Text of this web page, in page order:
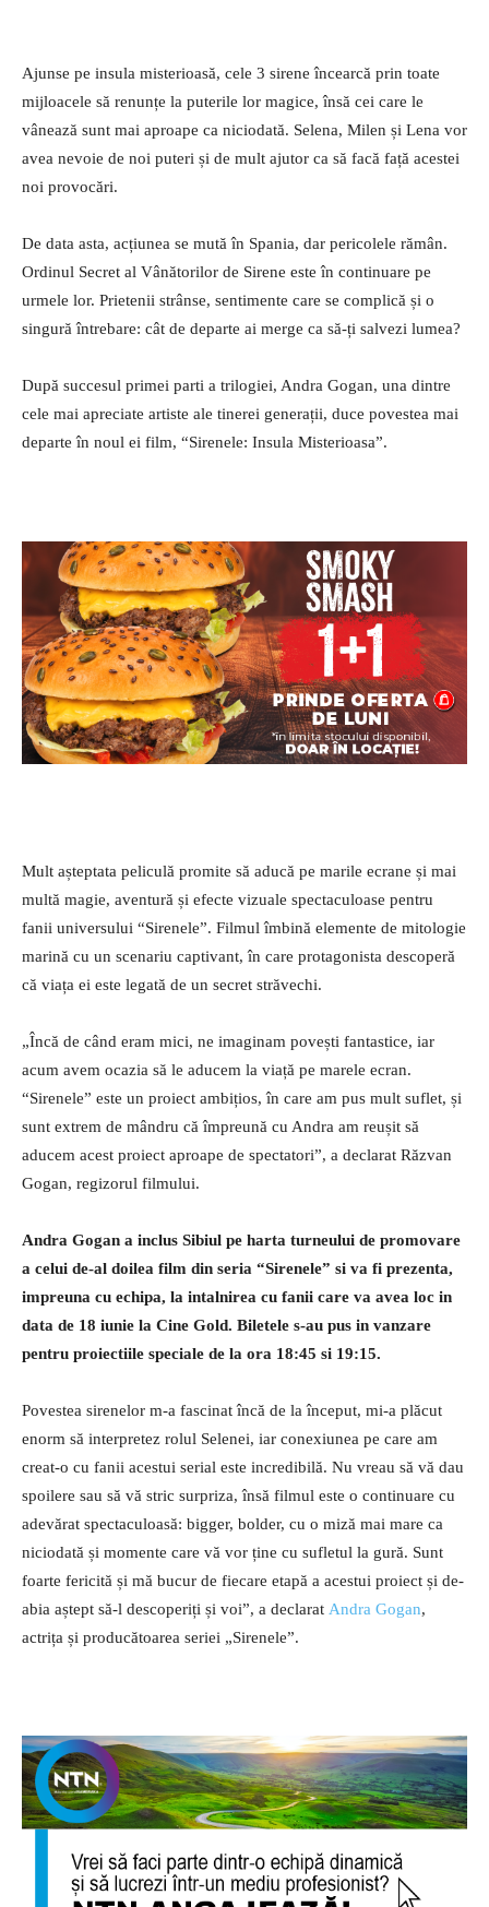
Ajunse pe insula misterioasă, cele 3 sirene încearcă prin toate
mijloacele să renunțe la puterile lor magice, însă cei care le
vânează sunt mai aproape ca niciodată. Selena, Milen și Lena vor
avea nevoie de noi puteri și de mult ajutor ca să facă față acestei
noi provocări.
De data asta, acțiunea se mută în Spania, dar pericolele rămân.
Ordinul Secret al Vânătorilor de Sirene este în continuare pe
urmele lor. Prietenii strânse, sentimente care se complică și o
singură întrebare: cât de departe ai merge ca să-ți salvezi lumea?
După succesul primei parti a trilogiei, Andra Gogan, una dintre
cele mai apreciate artiste ale tinerei generații, duce povestea mai
departe în noul ei film, “Sirenele: Insula Misterioasa”.
Mult așteptata peliculă promite să aducă pe marile ecrane și mai
multă magie, aventură și efecte vizuale spectaculoase pentru
fanii universului “Sirenele”. Filmul îmbină elemente de mitologie
marină cu un scenariu captivant, în care protagonista descoperă
că viața ei este legată de un secret străvechi.
„Încă de când eram mici, ne imaginam povești fantastice, iar
acum avem ocazia să le aducem la viață pe marele ecran.
“Sirenele” este un proiect ambițios, în care am pus mult suflet, și
sunt extrem de mândru că împreună cu Andra am reușit să
aducem acest proiect aproape de spectatori”, a declarat Răzvan
Gogan, regizorul filmului.
Andra Gogan a inclus Sibiul pe harta turneului de promovare
a celui de-al doilea film din seria “Sirenele” si va fi prezenta,
impreuna cu echipa, la intalnirea cu fanii care va avea loc in
data de 18 iunie la Cine Gold. Biletele s-au pus in vanzare
pentru proiectiile speciale de la ora 18:45 si 19:15.
Povestea sirenelor m-a fascinat încă de la început, mi-a plăcut
enorm să interpretez rolul Selenei, iar conexiunea pe care am
creat-o cu fanii acestui serial este incredibilă. Nu vreau să vă dau
spoilere sau să vă stric surpriza, însă filmul este o continuare cu
adevărat spectaculoasă: bigger, bolder, cu o miză mai mare ca
niciodată și momente care vă vor ține cu sufletul la gură. Sunt
foarte fericită și mă bucur de fiecare etapă a acestui proiect și de-
abia aștept să-l descoperiți și voi”, a declarat Andra Gogan,
actrița și producătoarea seriei „Sirenele”.